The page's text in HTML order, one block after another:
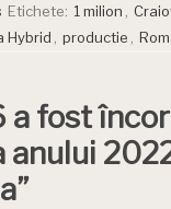
Etichete: 1 milion
Hybrid
productie
a fost
anului